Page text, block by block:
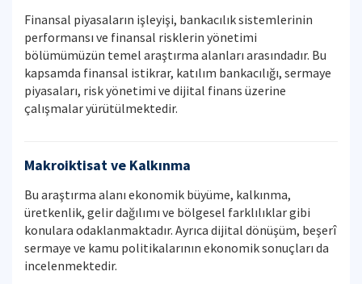
Finansal piyasaların işleyişi, bankacılık sistemlerinin
performansı ve finansal risklerin yönetimi
bölümümüzün temel araştırma alanları arasındadır. Bu
kapsamda finansal istikrar, katılım bankacılığı, sermaye
piyasaları, risk yönetimi ve dijital finans üzerine
çalışmalar yürütülmektedir.
Makroiktisat ve Kalkınma
Bu araştırma alanı ekonomik büyüme, kalkınma,
üretkenlik, gelir dağılımı ve bölgesel farklılıklar gibi
konulara odaklanmaktadır. Ayrıca dijital dönüşüm, beşerî
sermaye ve kamu politikalarının ekonomik sonuçları da
incelenmektedir.